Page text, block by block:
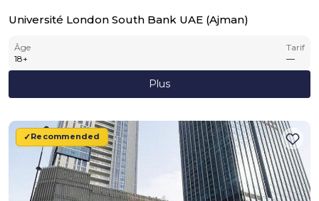
Université London South Bank UAE (Ajman)
Âge
18+
Tarif
—
Plus
Recommended